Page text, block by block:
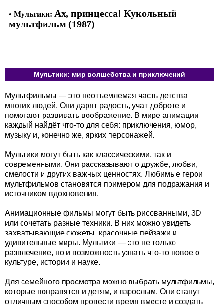
• Мультики: Ах, принцесса! Кукольный
мультфильм (1987)
Мультики: мир волшебства и приключений
Мультфильмы — это неотъемлемая часть детства
многих людей. Они дарят радость, учат доброте и
помогают развивать воображение. В мире анимации
каждый найдёт что-то для себя: приключения, юмор,
музыку и, конечно же, ярких персонажей.
Мультики могут быть как классическими, так и
современными. Они рассказывают о дружбе, любви,
смелости и других важных ценностях. Любимые герои
мультфильмов становятся примером для подражания и
источником вдохновения.
Анимационные фильмы могут быть рисованными, 3D
или сочетать разные техники. В них можно увидеть
захватывающие сюжеты, красочные пейзажи и
удивительные миры. Мультики — это не только
развлечение, но и возможность узнать что-то новое о
культуре, истории и науке.
Для семейного просмотра можно выбрать мультфильмы,
которые понравятся и детям, и взрослым. Они станут
отличным способом провести время вместе и создать